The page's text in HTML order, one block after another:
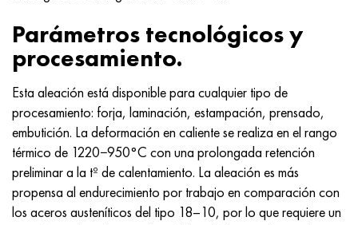
Parámetros tecnológicos y
procesamiento.
Esta aleación está disponible para cualquier tipo de
procesamiento: forja, laminación, estampación, prensado,
embutición. La deformación en caliente se realiza en el rango
térmico de 1220−950°C con una prolongada retención
preliminar a la tº de calentamiento. La aleación es más
propensa al endurecimiento por trabajo en comparación con
los aceros austeníticos del tipo 18–10, por lo que requiere un